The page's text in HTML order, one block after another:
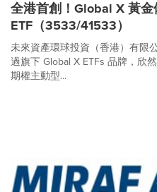
全港首創！Global X 黃
ETF（3533/41533）
未來資產環球投資（香港）有限
過旗下 Global X ETFs 品牌，欣
期權主動型...